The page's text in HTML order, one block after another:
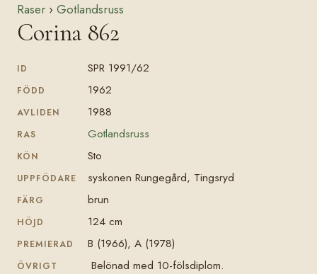
Raser › Gotlandsruss
Corina 862
ID SPR 1991/62
FÖDD 1962
AVLIDEN 1988
RAS Gotlandsruss
KÖN Sto
UPPFÖDARE syskonen Rungegård, Tingsryd
FÄRG brun
HÖJD 124 cm
PREMIERAD B (1966), A (1978)
ÖVRIGT
Belönad med 10-fölsdiplom.